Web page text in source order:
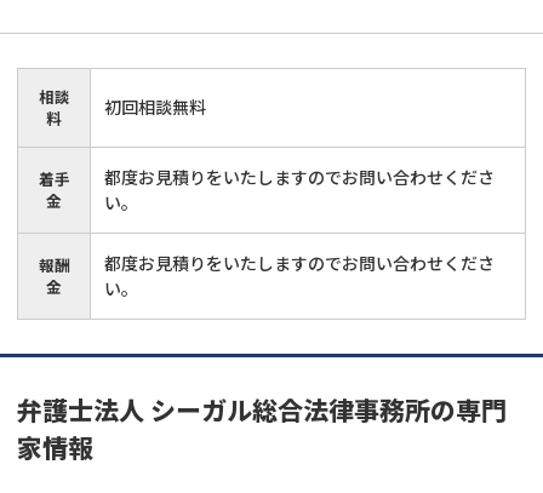
相談
料
初回相談無料
着手
金
都度お見積りをいたしますのでお問い合わせくださ
い。
報酬
金
都度お見積りをいたしますのでお問い合わせくださ
い。
弁護士法人 シーガル総合法律事務所の専門
家情報